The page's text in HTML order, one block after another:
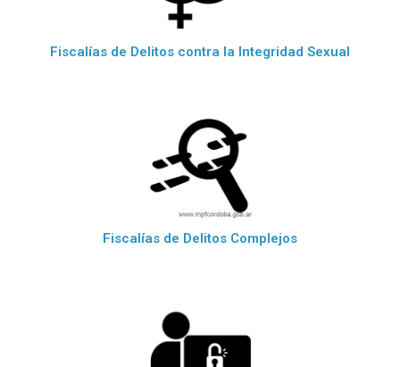
Fiscalías de Delitos contra la Integridad Sexual
Fiscalías de Delitos Complejos